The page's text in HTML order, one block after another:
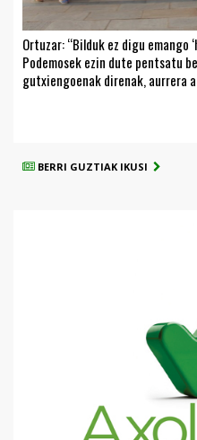
Ortuzar: “Bilduk ez digu emango
Podemosek ezin dute pentsatu
gutxiengoenak direnak, aurrera
BERRI GUZTIAK IKUSI